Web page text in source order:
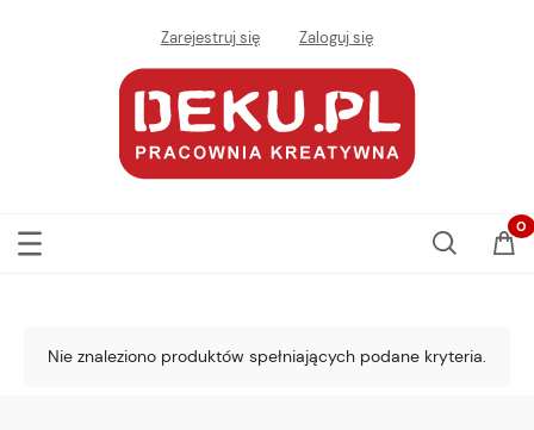
Zarejestruj się Zaloguj się
Nie znaleziono produktów spełniających podane kryteria.